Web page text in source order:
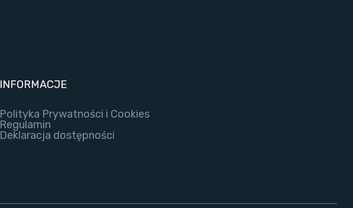
INFORMACJE
Polityka Prywatności i Cookies
Regulamin
Deklaracja dostępności